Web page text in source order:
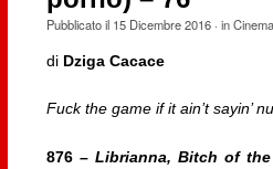
Pubblicato il 15 Dicembre 2016· in
di Dziga Cacace
Fuck the game if it ain’t sayin’
876 – Librianna, Bitch of the